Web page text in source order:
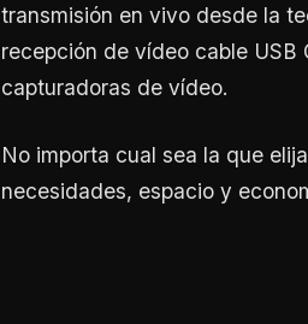
transmisión en vivo desde la
recepción de vídeo cable
capturadoras de vídeo.
No importa cual sea la que
necesidades, espacio y